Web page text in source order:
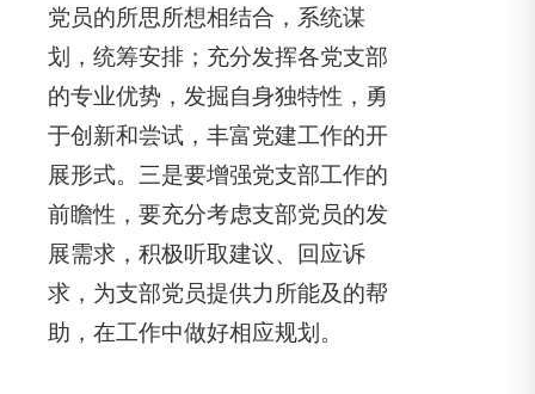
党员的所思所想相结合，系统谋
划，统筹安排；充分发挥各党支部
的专业优势，发掘自身独特性，勇
于创新和尝试，丰富党建工作的开
展形式。三是要增强党支部工作的
前瞻性，要充分考虑支部党员的发
展需求，积极听取建议、回应诉
求，为支部党员提供力所能及的帮
助，在工作中做好相应规划。